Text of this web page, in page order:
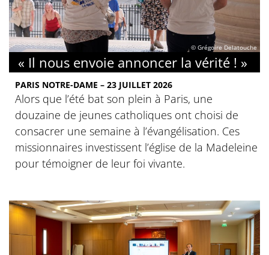
© Grégoire Delatouche
« Il nous envoie annoncer la vérité ! »
PARIS NOTRE-DAME – 23 JUILLET 2026
Alors que l’été bat son plein à Paris, une
douzaine de jeunes catholiques ont choisi de
consacrer une semaine à l’évangélisation. Ces
missionnaires investissent l’église de la Madeleine
pour témoigner de leur foi vivante.